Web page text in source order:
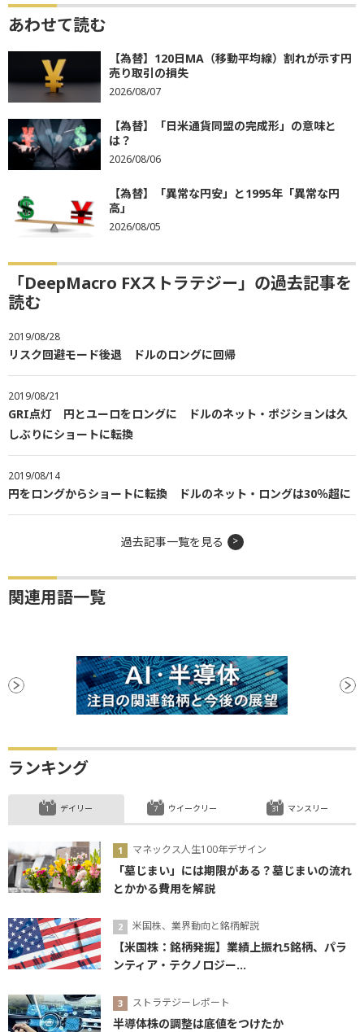
あわせて読む
【為替】120日MA（移動平均線）割れが示す円
売り取引の損失
2026/08/07
【為替】「日米通貨同盟の完成形」の意味と
は？
2026/08/06
【為替】「異常な円安」と1995年「異常な円
高」
2026/08/05
「DeepMacro FXストラテジー」の過去記事を
読む
2019/08/28
リスク回避モード後退 ドルのロングに回帰
2019/08/21
GRI点灯 円とユーロをロングに ドルのネット・ポジションは久
しぶりにショートに転換
2019/08/14
円をロングからショートに転換 ドルのネット・ロングは30％超に
過去記事一覧を見る
関連用語一覧
ランキング
デイリー
マネックス人生100年デザイン
「墓じまい」には期限がある？墓じまいの流れ
とかかる費用を解説
米国株、業界動向と銘柄解説
【米国株：銘柄発掘】業績上振れ5銘柄、パラ
ンティア・テクノロジー...
ストラテジーレポート
半導体株の調整は底値をつけたか
ウイークリー マンスリー